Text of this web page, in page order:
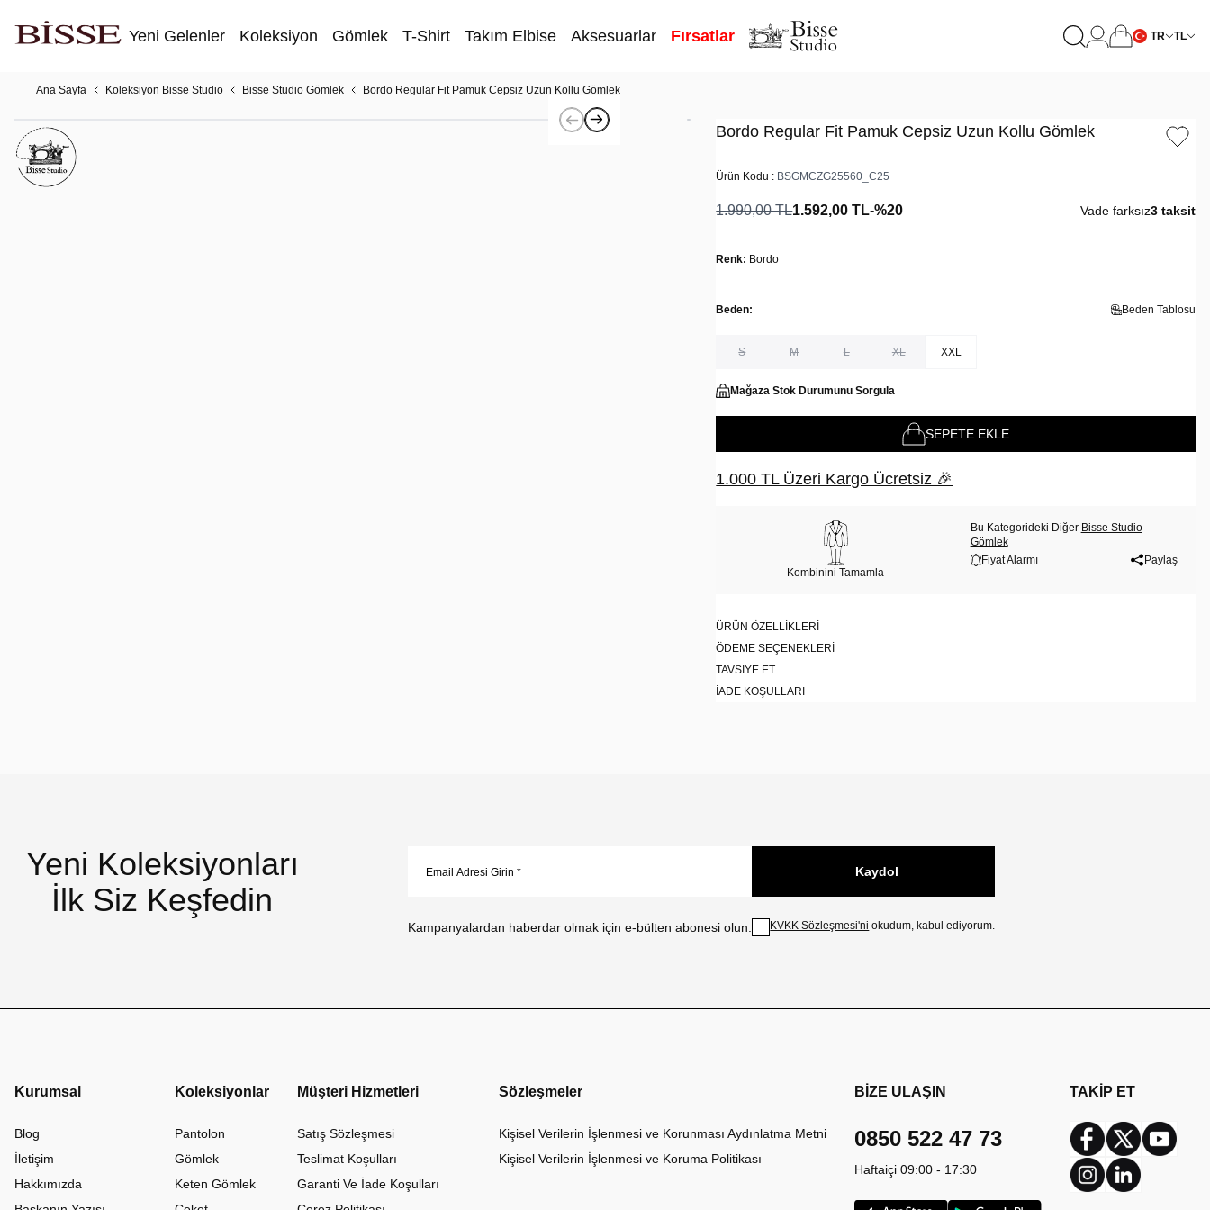
Yeni Gelenler Koleksiyon Gömlek T-Shirt Takım Elbise Aksesuarlar Fırsatlar TR TL
Ana Sayfa Koleksiyon Bisse Studio Bisse Studio Gömlek Bordo Regular Fit Pamuk Cepsiz Uzun Kollu Gömlek
Bordo Regular Fit Pamuk Cepsiz Uzun Kollu Gömlek
Ürün Kodu : BSGMCZG25560_C25
1.990,00TL1.592,00 TL-%20 Vade farksız3 taksit
Renk: Bordo
Beden: Beden Tablosu
S M L XL XXL
Mağaza Stok Durumunu Sorgula
SEPETE EKLE
1.000 TL Üzeri Kargo Ücretsiz 🎉
Kombinini Tamamla
Bu Kategorideki Diğer Bisse Studio
Gömlek
Fiyat Alarmı
Paylaş
ÜRÜN ÖZELLIKLERI
ÖDEME SEÇENEKLERI
TAVSIYE ET
İADE KOŞULLARI
Yeni Koleksiyonları
İlk Siz Keşfedin
Kampanyalardan haberdar olmak için e-bülten abonesi olun.
Kaydol
KVKK Sözleşmesi'ni okudum, kabul ediyorum.
Kurumsal
Blog
İletişim
Hakkımızda
Koleksiyonlar
Pantolon
Gömlek
Keten Gömlek
Müşteri Hizmetleri
Satış Sözleşmesi
Teslimat Koşulları
Garanti Ve İade Koşulları
Sözleşmeler
Kişisel Verilerin İşlenmesi ve Korunması Aydınlatma Metni
Kişisel Verilerin İşlenmesi ve Koruma Politikası
BİZE ULAŞIN
0850 522 47 73
Haftaiçi 09:00 - 17:30
TAKİP ET
Facebook
Twitter
InstagramLinkedin